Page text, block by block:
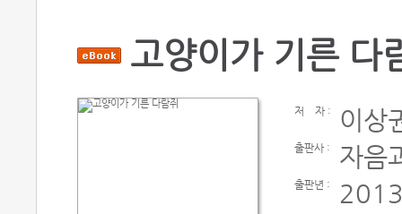
고양이가 기른 다
저 자 : 이상
출판사 : 자음
출판년 :